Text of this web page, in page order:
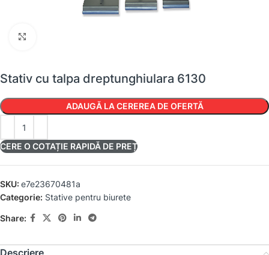
Stativ cu talpa dreptunghiulara 6130
ADAUGĂ LA CEREREA DE OFERTĂ
CERE O COTAȚIE RAPIDĂ DE PREȚ
SKU: e7e23670481a
Categorie: Stative pentru biurete
Share:
Descriere